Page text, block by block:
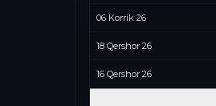
06 Korrik 26
18 Qershor 26
16 Qershor 26